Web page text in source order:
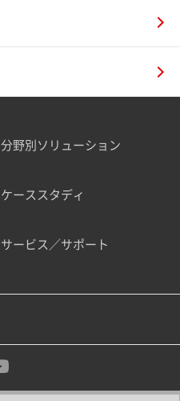
分野別ソリューション
ケーススタディ
サービス／サポート